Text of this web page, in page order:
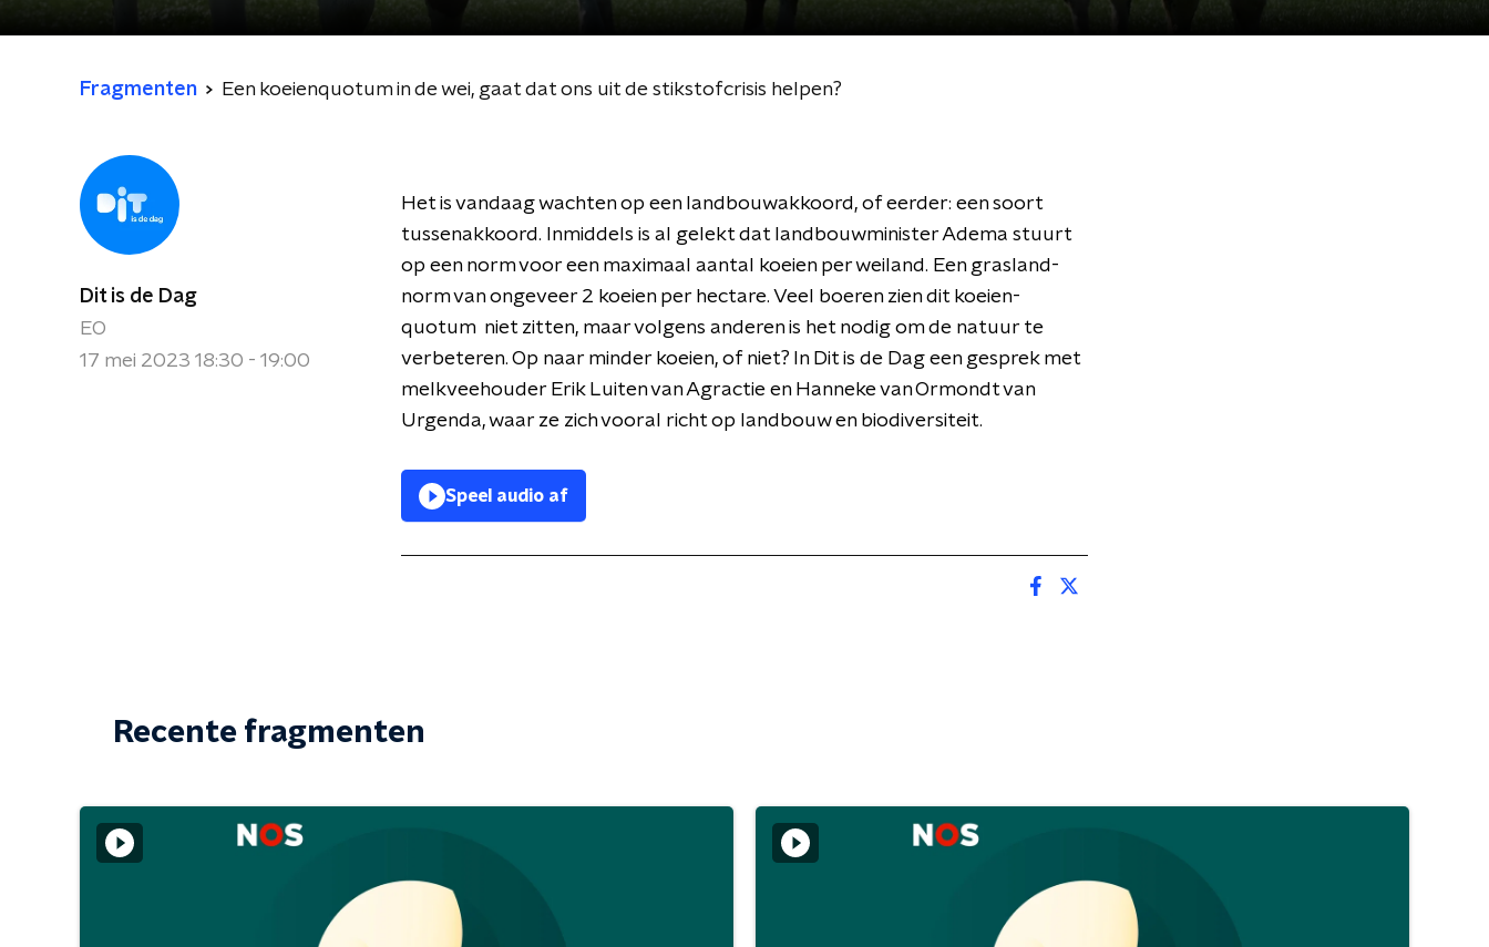
Fragmenten Een koeienquotum in de wei, gaat dat ons uit de stikstofcrisis helpen?
Dit is de Dag
EO
17 mei 2023 18:30 - 19:00
Het is vandaag wachten op een landbouwakkoord, of eerder: een soort
tussenakkoord. Inmiddels is al gelekt dat landbouwminister Adema stuurt
op een norm voor een maximaal aantal koeien per weiland. Een grasland-
norm van ongeveer 2 koeien per hectare. Veel boeren zien dit koeien-
quotum niet zitten, maar volgens anderen is het nodig om de natuur te
verbeteren. Op naar minder koeien, of niet? In Dit is de Dag een gesprek met
melkveehouder Erik Luiten van Agractie en Hanneke van Ormondt van
Urgenda, waar ze zich vooral richt op landbouw en biodiversiteit.
Speel audio af
Recente fragmenten